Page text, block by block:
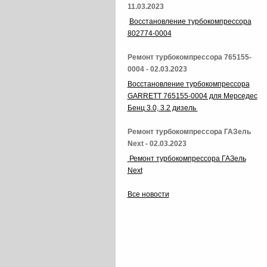
11.03.2023
Восстановление турбокомпрессора
802774-0004
Ремонт турбокомпрессора 765155-
0004 - 02.03.2023
Восстановление турбокомпрессора
GARRETT 765155-0004 для Мерседес
Бенц 3.0, 3.2 дизель
Ремонт турбокомпрессора ГАЗель
Next - 02.03.2023
Ремонт турбокомпрессора ГАЗель
Next
Все новости